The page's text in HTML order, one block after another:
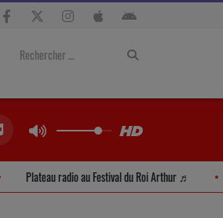
Plateau radio au Festival du Roi Arthur ♬